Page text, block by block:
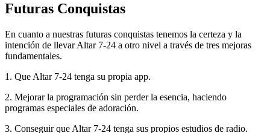
Futuras Conquistas
En cuanto a nuestras futuras conquistas tenemos la certeza y la
intención de llevar Altar 7-24 a otro nivel a través de tres mejoras
fundamentales.
1. Que Altar 7-24 tenga su propia app.
2. Mejorar la programación sin perder la esencia, haciendo
programas especiales de adoración.
3. Conseguir que Altar 7-24 tenga sus propios estudios de radio.